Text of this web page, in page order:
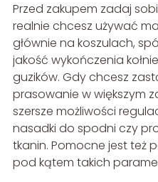
Przed zakupem zadaj
realnie chcesz używać
głównie na koszulach,
jakość wykończenia
guzików. Gdy chcesz
prasowanie w większym
szersze możliwości
nasadki do spodni czy
tkanin. Pomocne jest też
pod kątem takich